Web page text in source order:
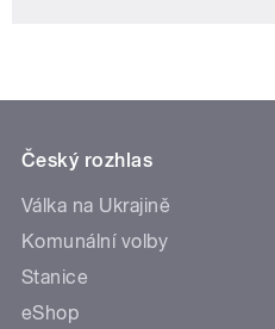
Český rozhlas
Válka na Ukrajině
Komunální volby
Stanice
eShop